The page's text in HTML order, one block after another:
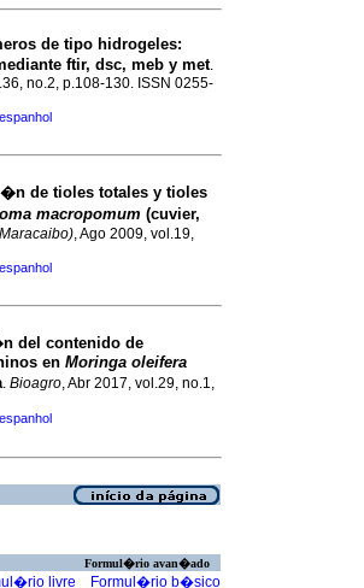
de tipo hidrogeles:
ftir, dsc, meb y met.
no.2, p.108-130. ISSN 0255-
de tioles totales y tioles
macropomum (cuvier,
, Ago 2009, vol.19,
del contenido de
en Moringa oleifera
. Bioagro, Abr 2017, vol.29, no.1,
Formul�rio avan�ado
livre Formul�rio b�sico